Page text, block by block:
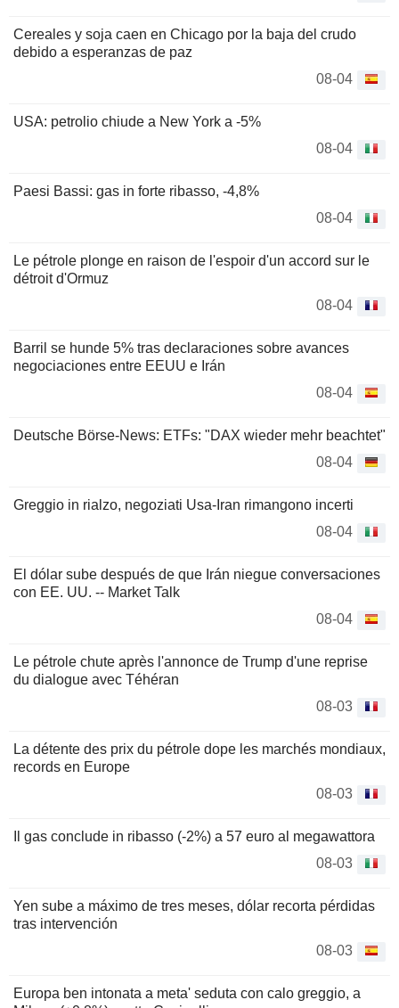
Cereales y soja caen en Chicago por la baja del crudo
debido a esperanzas de paz
08-04
USA: petrolio chiude a New York a -5%
08-04
Paesi Bassi: gas in forte ribasso, -4,8%
08-04
Le pétrole plonge en raison de l'espoir d'un accord sur le
détroit d'Ormuz
08-04
Barril se hunde 5% tras declaraciones sobre avances
negociaciones entre EEUU e Irán
08-04
Deutsche Börse-News: ETFs: "DAX wieder mehr beachtet"
08-04
Greggio in rialzo, negoziati Usa-Iran rimangono incerti
08-04
El dólar sube después de que Irán niegue conversaciones
con EE. UU. -- Market Talk
08-04
Le pétrole chute après l'annonce de Trump d'une reprise
du dialogue avec Téhéran
08-03
La détente des prix du pétrole dope les marchés mondiaux,
records en Europe
08-03
Il gas conclude in ribasso (-2%) a 57 euro al megawattora
08-03
Yen sube a máximo de tres meses, dólar recorta pérdidas
tras intervención
08-03
Europa ben intonata a meta' seduta con calo greggio, a